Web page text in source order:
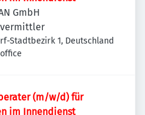
GmbH
Stadtbezirk 1, Deutschland
(m/w/d) für
im Innendienst